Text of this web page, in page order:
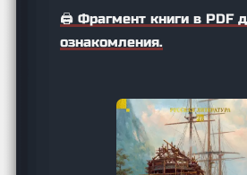
🖨️ Фрагмент книги в PDF
ознакомления.